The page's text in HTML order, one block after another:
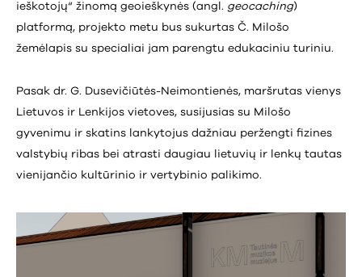
ieškotojų“ žinomą geoieškynės (angl. geocaching)
platformą, projekto metu bus sukurtas Č. Milošo
žemėlapis su specialiai jam parengtu edukaciniu turiniu.
Pasak dr. G. Dusevičiūtės-Neimontienės, maršrutas vienys
Lietuvos ir Lenkijos vietoves, susijusias su Milošo
gyvenimu ir skatins lankytojus dažniau peržengti fizines
valstybių ribas bei atrasti daugiau lietuvių ir lenkų tautas
vienijančio kultūrinio ir vertybinio palikimo.